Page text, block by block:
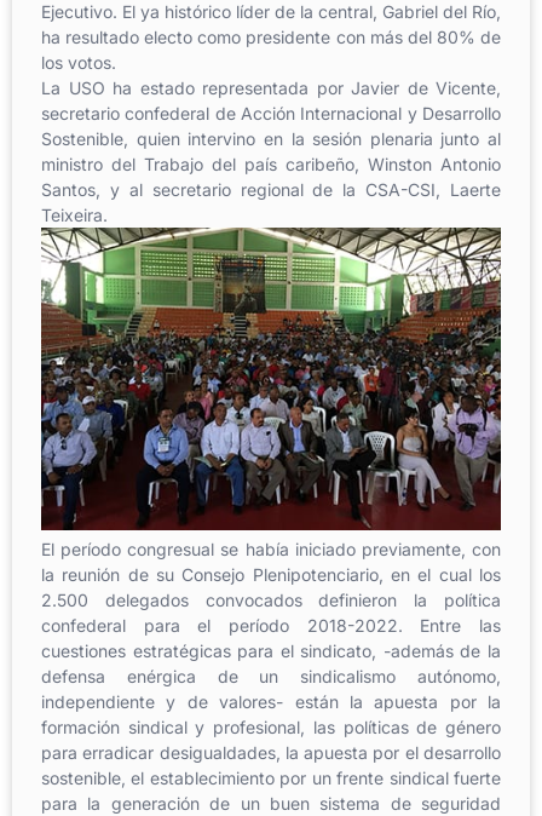
Ejecutivo. El ya histórico líder de la central, Gabriel del Río,
ha resultado electo como presidente con más del 80% de
los votos.
La USO ha estado representada por Javier de Vicente,
secretario confederal de Acción Internacional y Desarrollo
Sostenible, quien intervino en la sesión plenaria junto al
ministro del Trabajo del país caribeño, Winston Antonio
Santos, y al secretario regional de la CSA-CSI, Laerte
Teixeira.
El período congresual se había iniciado previamente, con
la reunión de su Consejo Plenipotenciario, en el cual los
2.500 delegados convocados definieron la política
confederal para el período 2018-2022. Entre las
cuestiones estratégicas para el sindicato, -además de la
defensa enérgica de un sindicalismo autónomo,
independiente y de valores- están la apuesta por la
formación sindical y profesional, las políticas de género
para erradicar desigualdades, la apuesta por el desarrollo
sostenible, el establecimiento por un frente sindical fuerte
para la generación de un buen sistema de seguridad